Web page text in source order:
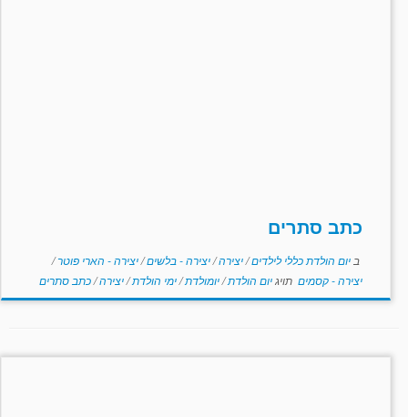
כתב סתרים
ב יום הולדת כללי לילדים/יצירה/יצירה - בלשים/יצירה - הארי פוטר/
יצירה - קסמים תויגיום הולדת/יומולדת/ימי הולדת/יצירה/כתב סתרים